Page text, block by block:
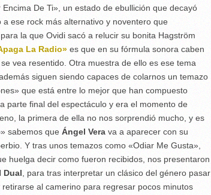
De Ti», un estado de ebullición que decayó
ese rock más alternativo y noventero que
la que Ovidi sacó a relucir su bonita Hagström
La Radio» es que en su fórmula sonora caben
vea resentido. Otra muestra de ello es ese tema
siguen siendo capaces de colarnos un temazo
que está entre lo mejor que han compuesto
parte final del espectáculo y era el momento de
la primera de ella no nos sorprendió mucho, y es
sabemos que Ángel Verava a aparecer con su
Y tras unos temazos como «Odiar Me Gusta»,
huelga decir como fueron recibidos, nos presentaron
Dual, para tras interpretar un clásico del género pasar
al camerino para regresar pocos minutos